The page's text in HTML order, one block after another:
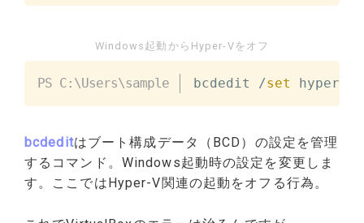
Windows起動からHyper-Vをオフ
bcdedit /set
bcdeditはブート構成データ（BCD）の設定を管理
するコマンド。Windows起動時の設定を変更しま
す。ここではHyper-V関連の起動をオフる行為。